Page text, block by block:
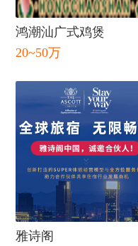
鸿潮汕广式鸡煲
20~50万
雅诗阁